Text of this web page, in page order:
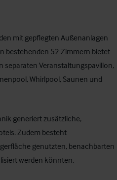
mit gepflegten Außenanlagen
bestehenden 52 Zimmern bietet
separaten Veranstaltungspavillon,
Whirlpool, Saunen und
generiert zusätzliche,
Zudem besteht
genutzten, benachbarten
werden könnten.